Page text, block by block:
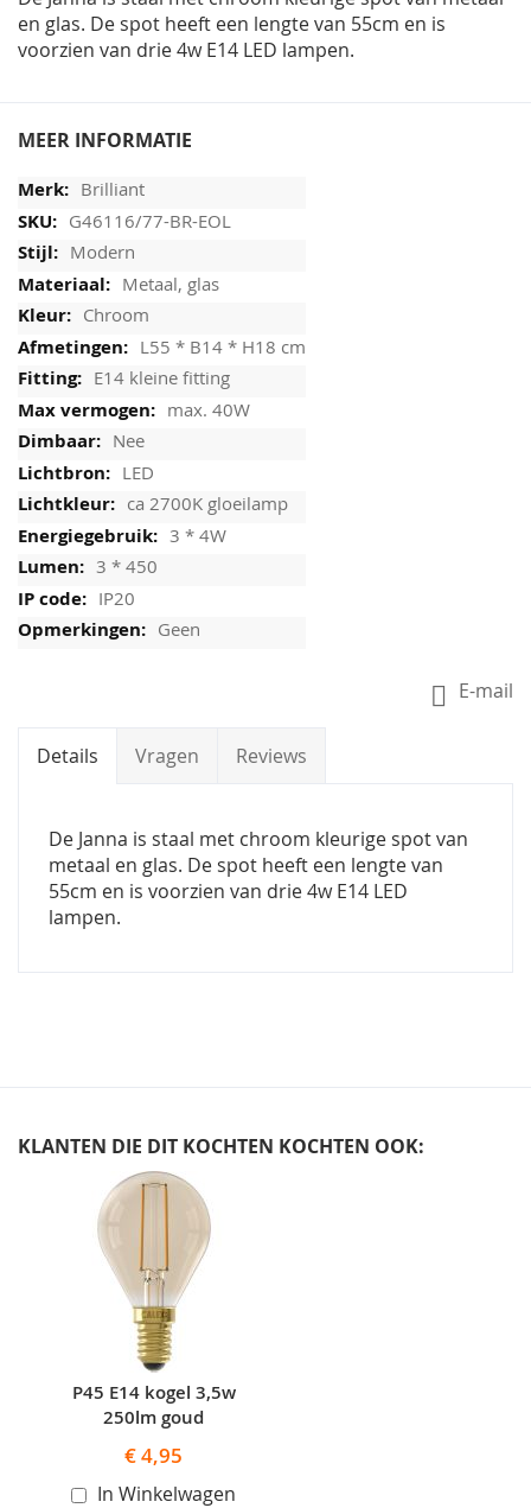
en glas. De spot heeft een lengte van 55cm en is
voorzien van drie 4w E14 LED lampen.
MEER INFORMATIE
Brilliant
G46116/77-BR-EOL
Modern
Metaal, glas
Chroom
L55 * B14 * H18 cm
E14 kleine fitting
max. 40W
Nee
LED
ca 2700K gloeilamp
3 * 4W
3 * 450
IP20
Geen
E-mail
Details Vragen Reviews
De Janna is staal met chroom kleurige spot van
metaal en glas. De spot heeft een lengte van
55cm en is voorzien van drie 4w E14 LED
lampen.
KLANTEN DIE DIT KOCHTEN KOCHTEN OOK:
carousel
P45 E14 kogel 3,5w
250lm goud
€ 4,95
In Winkelwagen